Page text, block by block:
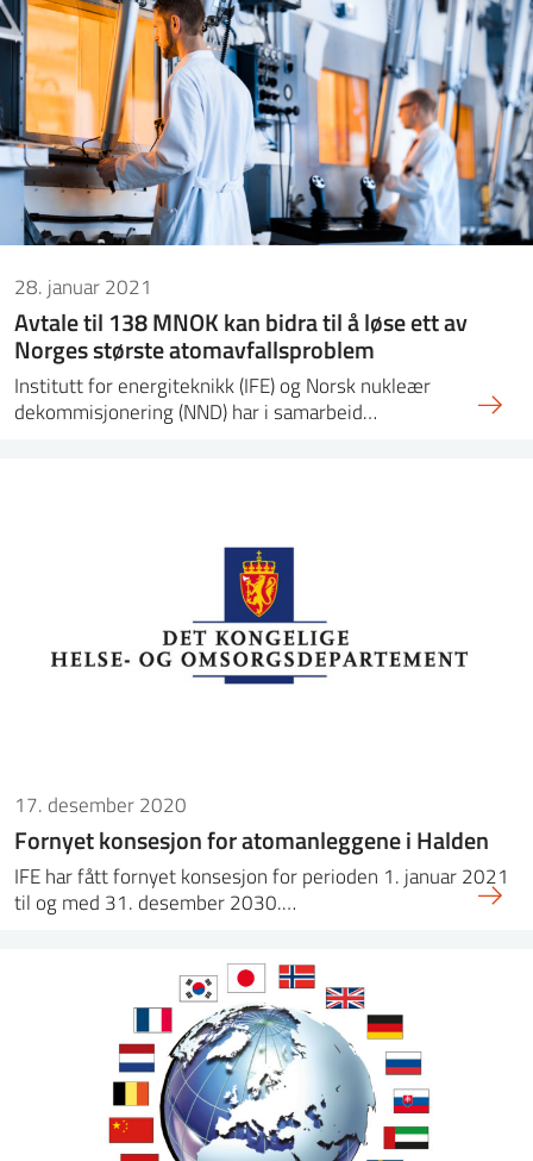
IFE
PRESSE ENGLISH
28. januar 2021
Avtale til 138 MNOK kan bidra til å løse ett av
Norges største atomavfallsproblem
Institutt for energiteknikk (IFE) og Norsk nukleær
dekommisjonering (NND) har i samarbeid…
17. desember 2020
Fornyet konsesjon for atomanleggene i Halden
IFE har fått fornyet konsesjon for perioden 1. januar 2021
til og med 31. desember 2030.…